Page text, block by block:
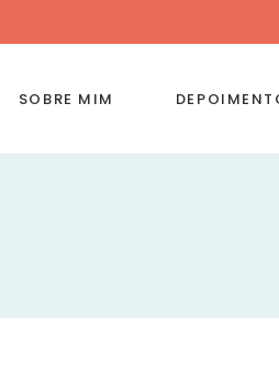
SOBRE MIM